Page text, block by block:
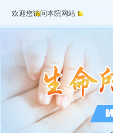
欢迎您访问本院网站！